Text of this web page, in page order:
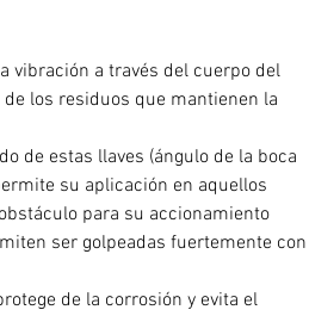
vibración a través del cuerpo del
los residuos que mantienen la
de estas llaves (ángulo de la boca
su aplicación en aquellos
para su accionamiento
ser golpeadas fuertemente con
de la corrosión y evita el